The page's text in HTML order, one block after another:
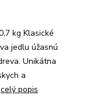
kg Klasické
jedlu úžasnú
Unikátna
a
celý popis